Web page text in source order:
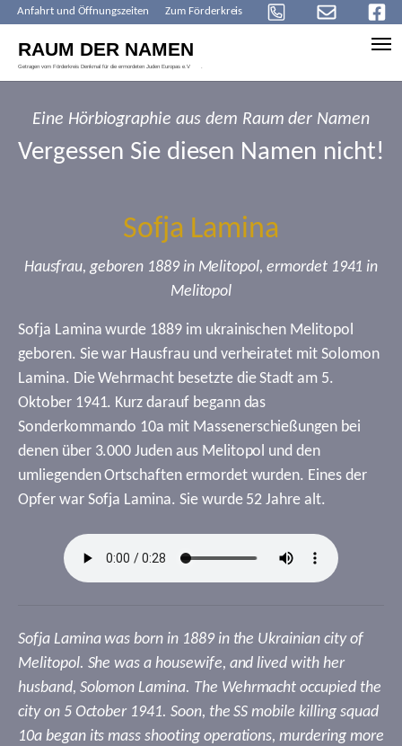
Anfahrt und Öffnungszeiten Zum Förderkreis
Eine Hörbiographie aus dem Raum der Namen
Vergessen Sie diesen Namen nicht!
Sofja Lamina
Hausfrau, geboren 1889 in Melitopol, ermordet 1941 in
Melitopol
Sofja Lamina wurde 1889 im ukrainischen Melitopol
geboren. Sie war Hausfrau und verheiratet mit Solomon
Lamina. Die Wehrmacht besetzte die Stadt am 5.
Oktober 1941. Kurz darauf begann das
Sonderkommando 10a mit Massenerschießungen bei
denen über 3.000 Juden aus Melitopol und den
umliegenden Ortschaften ermordet wurden. Eines der
Opfer war Sofja Lamina. Sie wurde 52 Jahre alt.
Sofja Lamina was born in 1889 in the Ukrainian city of
Melitopol. She was a housewife, and lived with her
husband, Solomon Lamina. The Wehrmacht occupied the
city on 5 October 1941. Soon, the SS mobile killing squad
10a began its mass shooting operations, murdering more